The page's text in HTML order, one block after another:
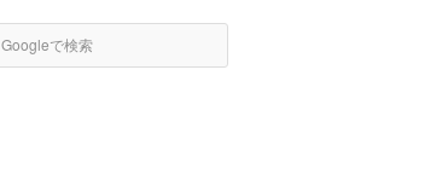
Googleで検索